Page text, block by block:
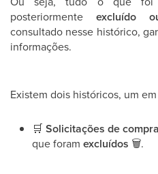
posteriormente excluído
consultado nesse histórico,
informações.
Existem dois históricos, um
🛒 Solicitações de
que foram excluídos 🗑.